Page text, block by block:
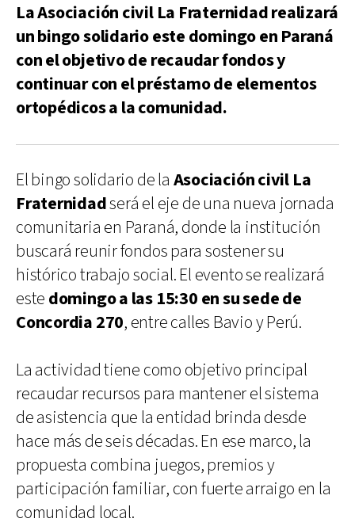
La Asociación civil La Fraternidad realizará
un bingo solidario este domingo en Paraná
con el objetivo de recaudar fondos y
continuar con el préstamo de elementos
ortopédicos a la comunidad.
El bingo solidario de la Asociación civil La
Fraternidadserá el eje de una nueva jornada
comunitaria en Paraná, donde la institución
buscará reunir fondos para sostener su
histórico trabajo social. El evento se realizará
este domingo a las 15:30 en su sede de
Concordia 270, entre calles Bavio y Perú.
La actividad tiene como objetivo principal
recaudar recursos para mantener el sistema
de asistencia que la entidad brinda desde
hace más de seis décadas. En ese marco, la
propuesta combina juegos, premios y
participación familiar, con fuerte arraigo en la
comunidad local.